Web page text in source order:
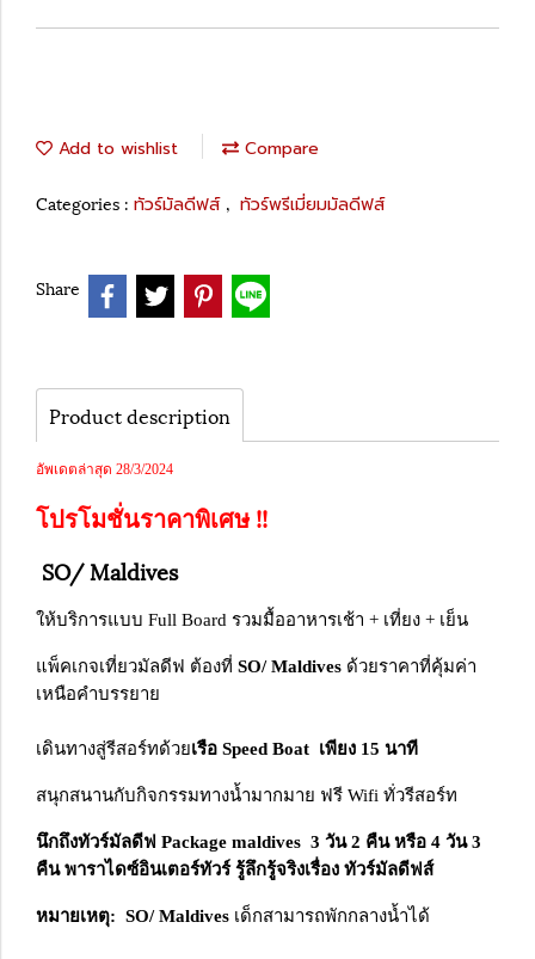
Add to wishlist Compare
Categories : ทัวร์มัลดีฟส์ , ทัวร์พรีเมี่ยมมัลดีฟส์
Share
Product description
อัพเดตล่าสุด 28/3/2024
โปรโมชั่นราคาพิเศษ !!
SO/ Maldives
ให้บริการแบบ Full Board รวมมื้ออาหารเช้า + เที่ยง + เย็น
แพ็คเกจเที่ยวมัลดีฟ ต้องที่ SO/ Maldives ด้วยราคาที่คุ้มค่า
เหนือคำบรรยาย
เดินทางสู่รีสอร์ทด้วยเรือ Speed Boat เพียง 15 นาที
สนุกสนานกับกิจกรรมทางน้ำมากมาย ฟรี Wifi ทั่วรีสอร์ท
นึกถึงทัวร์มัลดีฟ Package maldives 3 วัน 2 คืน หรือ 4 วัน 3
คืนพาราไดซ์อินเตอร์ทัวร์ รู้ลึกรู้จริงเรื่อง ทัวร์มัลดีฟส์
หมายเหตุ: SO/ Maldives เด็กสามารถพักกลางน้ำได้